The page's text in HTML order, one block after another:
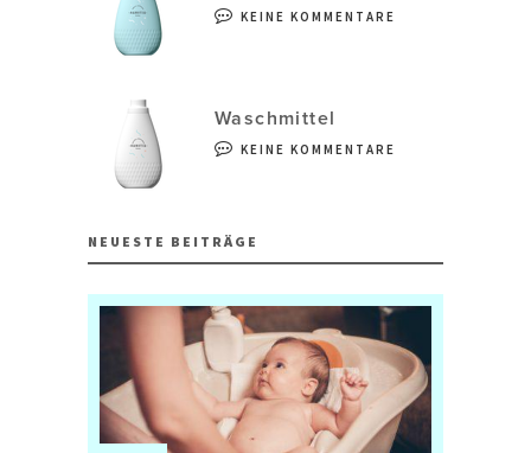
KEINE KOMMENTARE
Waschmittel
KEINE KOMMENTARE
NEUESTE BEITRÄGE